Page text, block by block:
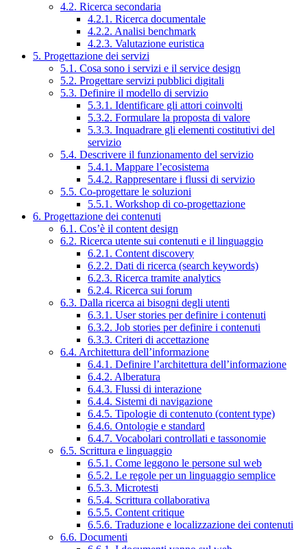
4.2. Ricerca secondaria
4.2.1. Ricerca documentale
4.2.2. Analisi benchmark
4.2.3. Valutazione euristica
5. Progettazione dei servizi
5.1. Cosa sono i servizi e il service design
5.2. Progettare servizi pubblici digitali
5.3. Definire il modello di servizio
5.3.1. Identificare gli attori coinvolti
5.3.2. Formulare la proposta di valore
5.3.3. Inquadrare gli elementi costitutivi del
servizio
5.4. Descrivere il funzionamento del servizio
5.4.1. Mappare l’ecosistema
5.4.2. Rappresentare i flussi di servizio
5.5. Co-progettare le soluzioni
5.5.1. Workshop di co-progettazione
6. Progettazione dei contenuti
6.1. Cos’è il content design
6.2. Ricerca utente sui contenuti e il linguaggio
6.2.1. Content discovery
6.2.2. Dati di ricerca (search keywords)
6.2.3. Ricerca tramite analytics
6.2.4. Ricerca sui forum
6.3. Dalla ricerca ai bisogni degli utenti
6.3.1. User stories per definire i contenuti
6.3.2. Job stories per definire i contenuti
6.3.3. Criteri di accettazione
6.4. Architettura dell’informazione
6.4.1. Definire l’architettura dell’informazione
6.4.2. Alberatura
6.4.3. Flussi di interazione
6.4.4. Sistemi di navigazione
6.4.5. Tipologie di contenuto (content type)
6.4.6. Ontologie e standard
6.4.7. Vocabolari controllati e tassonomie
6.5. Scrittura e linguaggio
6.5.1. Come leggono le persone sul web
6.5.2. Le regole per un linguaggio semplice
6.5.3. Microtesti
6.5.4. Scrittura collaborativa
6.5.5. Content critique
6.5.6. Traduzione e localizzazione dei contenuti
6.6. Documenti